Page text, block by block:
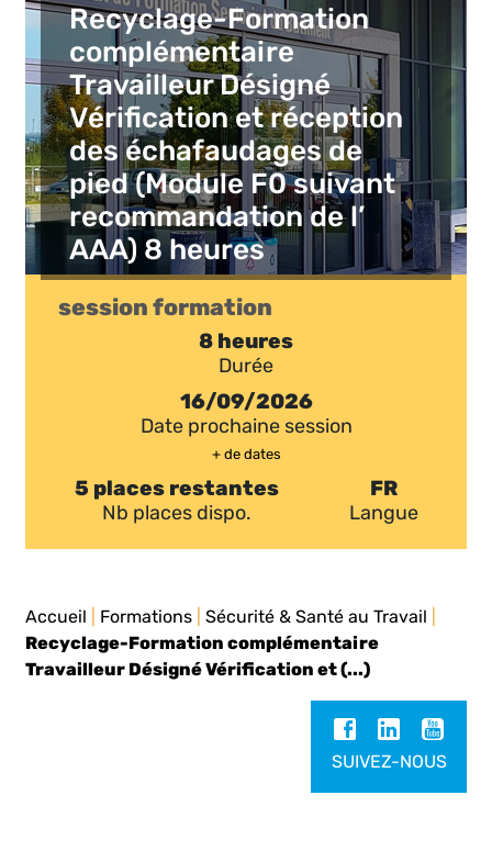
Recyclage-Formation
complémentaire
Travailleur Désigné
Vérification et réception
des échafaudages de
pied (Module F0 suivant
recommandation de l’
AAA) 8 heures
session formation
8 heures
Durée
16/09/2026
Date prochaine session
+ de dates
5 places restantes
Nb places dispo.
FR
Langue
Accueil Formations |Sécurité & Santé au Travail
Recyclage-Formation complémentaire
Travailleur Désigné Vérification et (...)
SUIVEZ-NOUS